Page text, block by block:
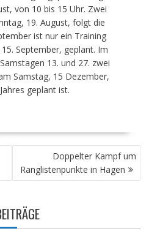
von 10 bis 15 Uhr. Zwei
19. August, folgt die
ist nur ein Training
September, geplant. Im
13. und 27. zwei
Samstag, 15 Dezember,
geplant ist.
Doppelter Kampf um
Ranglistenpunkte in Hagen